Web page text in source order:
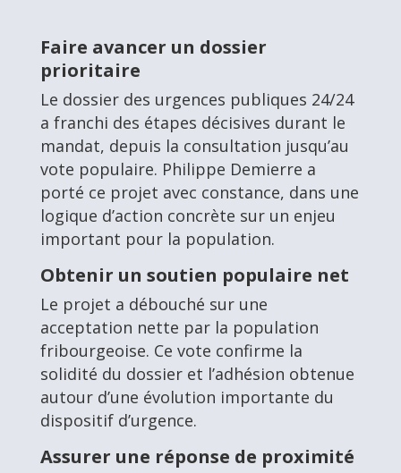
Faire avancer un dossier
prioritaire
Le dossier des urgences publiques 24/24
a franchi des étapes décisives durant le
mandat, depuis la consultation jusqu’au
vote populaire. Philippe Demierre a
porté ce projet avec constance, dans une
logique d’action concrète sur un enjeu
important pour la population.
Obtenir un soutien populaire net
Le projet a débouché sur une
acceptation nette par la population
fribourgeoise. Ce vote confirme la
solidité du dossier et l’adhésion obtenue
autour d’une évolution importante du
dispositif d’urgence.
Assurer une réponse de proximité